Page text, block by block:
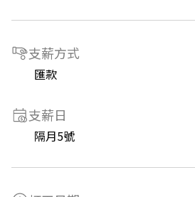
支薪方式
匯款
支薪日
隔月5號